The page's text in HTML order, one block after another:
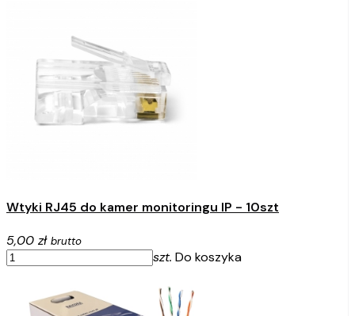
Wtyki RJ45 do kamer monitoringu IP - 10szt
5,00 zł brutto
szt. Do koszyka